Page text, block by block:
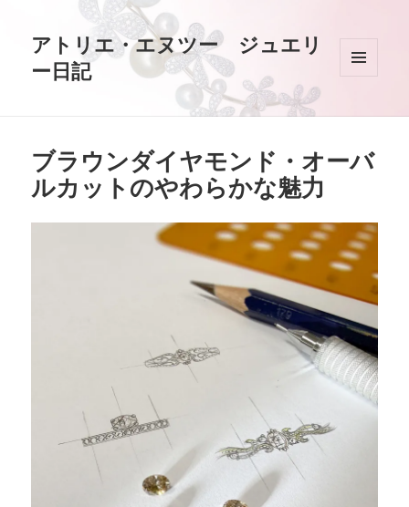
アトリエ・エヌツー ジュエリ
ー日記
ィジェ
ブラウンダイヤモンド・オーバ
ルカットのやわらかな魅力